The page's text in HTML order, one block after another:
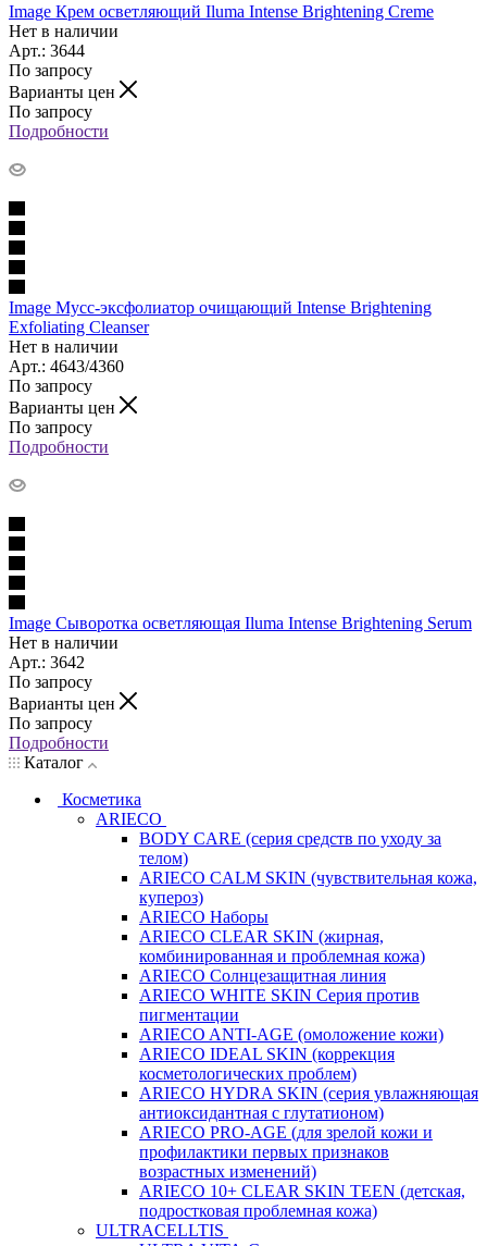
Image Крем осветляющий Iluma Intense Brightening Creme
Нет в наличии
Арт.: 3644
По запросу
Варианты цен
По запросу
Подробности
Image Мусс-эксфолиатор очищающий Intense Brightening
Exfoliating Cleanser
Нет в наличии
Арт.: 4643/4360
По запросу
Варианты цен
По запросу
Подробности
Image Сыворотка осветляющая Iluma Intense Brightening Serum
Нет в наличии
Арт.: 3642
По запросу
Варианты цен
По запросу
Подробности
Каталог
Косметика
ARIECO
BODY CARE (серия средств по уходу за
телом)
ARIECO CALM SKIN (чувствительная кожа,
купероз)
ARIECO Наборы
ARIECO CLEAR SKIN (жирная,
комбинированная и проблемная кожа)
ARIECO Солнцезащитная линия
ARIECO WHITE SKIN Серия против
пигментации
ARIECO ANTI-AGE (омоложение кожи)
ARIECO IDEAL SKIN (коррекция
косметологических проблем)
ARIECO HYDRA SKIN (серия увлажняющая
антиоксидантная с глутатионом)
ARIECO PRO-AGE (для зрелой кожи и
профилактики первых признаков
возрастных изменений)
ARIECO 10+ CLEAR SKIN TEEN (детская,
подростковая проблемная кожа)
ULTRACELLTIS